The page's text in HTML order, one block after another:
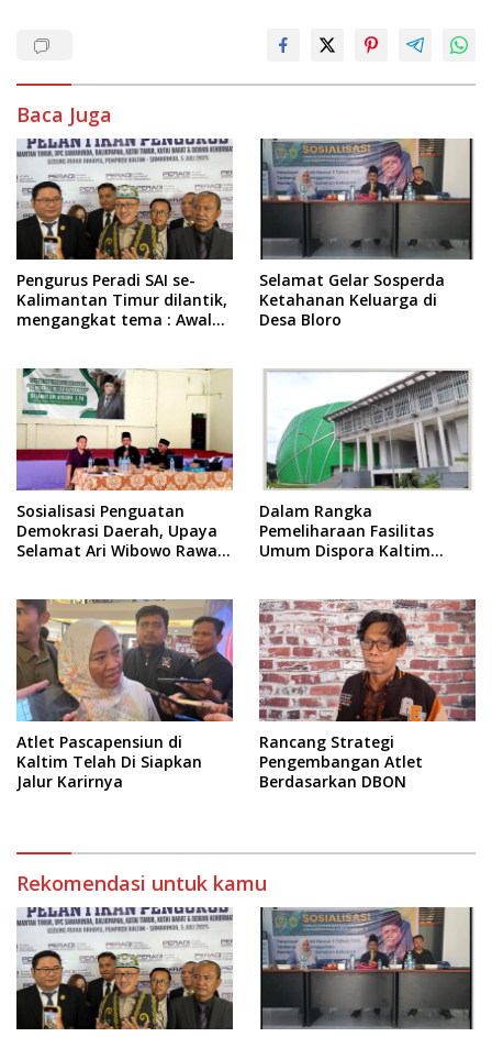
Baca Juga
Pengurus Peradi SAI se-
Kalimantan Timur dilantik,
mengangkat tema : Awal
Selamat Gelar Sosperda
Ketahanan Keluarga di
Desa Bloro
Sosialisasi Penguatan
Demokrasi Daerah, Upaya
Selamat Ari Wibowo Rawat
Dalam Rangka
Pemeliharaan Fasilitas
Umum Dispora Kaltim
Atlet Pascapensiun di
Kaltim Telah Di Siapkan
Jalur Karirnya
Rancang Strategi
Pengembangan Atlet
Berdasarkan DBON
Rekomendasi untuk kamu